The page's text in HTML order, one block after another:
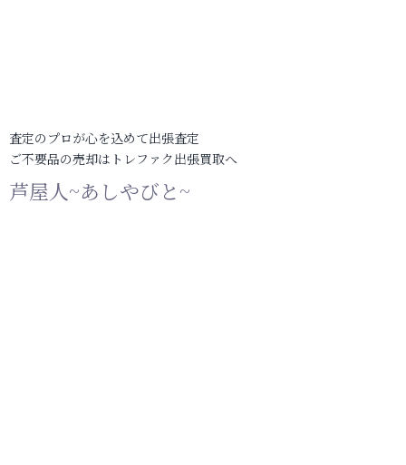
査定のプロが心を込めて出張査定
ご不要品の売却はトレファク出張買取へ
芦屋人~あしやびと~